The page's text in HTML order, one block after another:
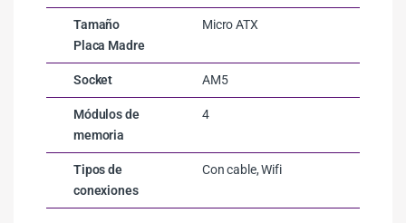
Tamaño
Placa Madre
Micro ATX
Socket AM5
Módulos de
memoria
4
Tipos de
conexiones
Con cable, Wifi